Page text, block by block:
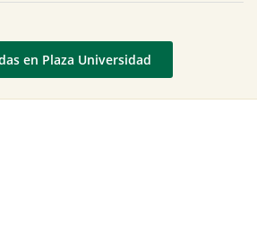
en Plaza Universidad